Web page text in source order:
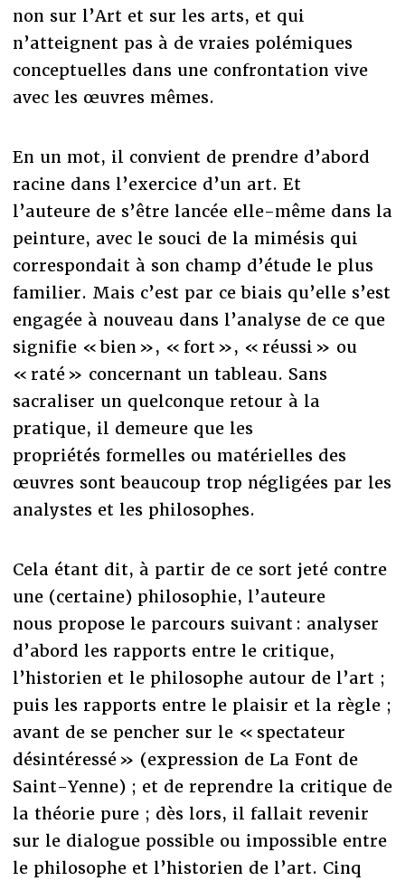
non sur l’Art et sur les arts, et qui
n’atteignent pas à de vraies polémiques
conceptuelles dans une confrontation vive
avec les œuvres mêmes.
En un mot, il convient de prendre d’abord
racine dans l’exercice d’un art. Et
l’auteure de s’être lancée elle-même dans la
peinture, avec le souci de la mimésis qui
correspondait à son champ d’étude le plus
familier. Mais c’est par ce biais qu’elle s’est
engagée à nouveau dans l’analyse de ce que
signifie « bien », « fort », « réussi » ou
« raté » concernant un tableau. Sans
sacraliser un quelconque retour à la
pratique, il demeure que les
propriétés formelles ou matérielles des
œuvres sont beaucoup trop négligées par les
analystes et les philosophes.
Cela étant dit, à partir de ce sort jeté contre
une (certaine) philosophie, l’auteure
nous propose le parcours suivant : analyser
d’abord les rapports entre le critique,
l’historien et le philosophe autour de l’art ;
puis les rapports entre le plaisir et la règle ;
avant de se pencher sur le « spectateur
désintéressé » (expression de La Font de
Saint-Yenne) ; et de reprendre la critique de
la théorie pure ; dès lors, il fallait revenir
sur le dialogue possible ou impossible entre
le philosophe et l’historien de l’art. Cinq